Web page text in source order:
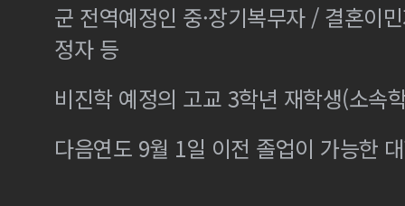
군 전역예정인 중·장기복무자 / 결혼이
정자 등
비진학 예정의 고교 3학년 재학생(소속
다음연도 9월 1일 이전 졸업이 가능한